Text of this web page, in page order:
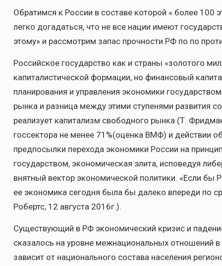
Обратимся к России в составе которой « более 100
легко догадаться, что не все нации имеют
этому» и рассмотрим запас прочности РФ по по
Российское государство как и страны «золотого
капиталистической формации, но финансовый
планирования и управления экономики
рынка и разница между этими ступенями развития
реализует капитализм свободного рынка (Т.
госсектора не менее 71%(оценка ВМФ) и действии
предпосылки перехода экономики России на
государством, экономическая элита, исповедуя
внятный вектор экономической политики. «Если бы
ее экономика сегодня была бы далеко впереди по
Робертс, 12 августа 2016г.).
Существующий в РФ экономический кризис и
сказалось на уровне межнациональных отношений
зависит от национального состава населения